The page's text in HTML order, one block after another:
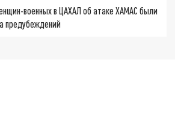
военных в ЦАХАЛ об атаке ХАМАС были
предубеждений